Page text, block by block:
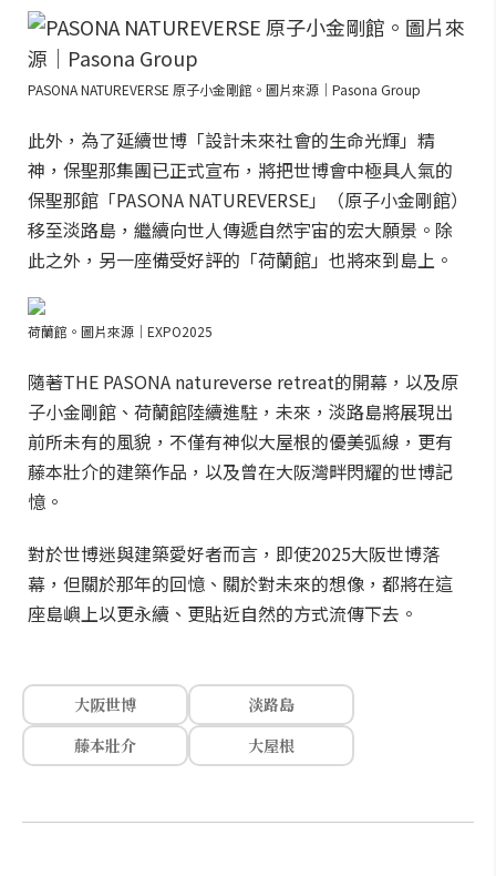
PASONA NATUREVERSE 原子小金剛館。圖片來源｜Pasona Group
此外，為了延續世博「設計未來社會的生命光輝」精
神，保聖那集團已正式宣布，將把世博會中極具人氣的
保聖那館「PASONA NATUREVERSE」（原子小金剛館）
移至淡路島，繼續向世人傳遞自然宇宙的宏大願景。除
此之外，另一座備受好評的「荷蘭館」也將來到島上。
荷蘭館。圖片來源｜EXPO2025
隨著THE PASONA natureverse retreat的開幕，以及原
子小金剛館、荷蘭館陸續進駐，未來，淡路島將展現出
前所未有的風貌，不僅有神似大屋根的優美弧線，更有
藤本壯介的建築作品，以及曾在大阪灣畔閃耀的世博記
憶。
對於世博迷與建築愛好者而言，即使2025大阪世博落
幕，但關於那年的回憶、關於對未來的想像，都將在這
座島嶼上以更永續、更貼近自然的方式流傳下去。
大阪世博
淡路島
藤本壯介
大屋根